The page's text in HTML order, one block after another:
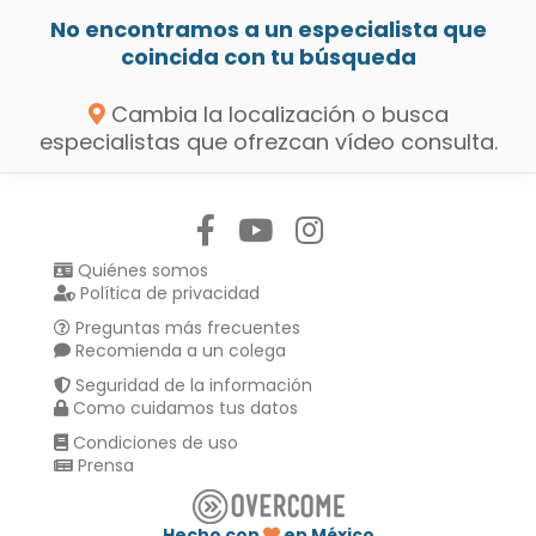
No encontramos a un especialista que
coincida con tu búsqueda
Cambia la localización o busca
especialistas que ofrezcan vídeo consulta.
Quiénes somos
Política de privacidad
Preguntas más frecuentes
Recomienda a un colega
Seguridad de la información
Como cuidamos tus datos
Condiciones de uso
Prensa